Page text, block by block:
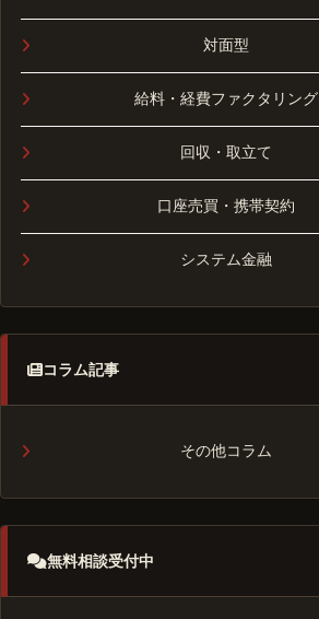
対面型
給料・経費ファクタリング
回収・取立て
口座売買・携帯契約
システム金融
コラム記事
その他コラム
無料相談受付中